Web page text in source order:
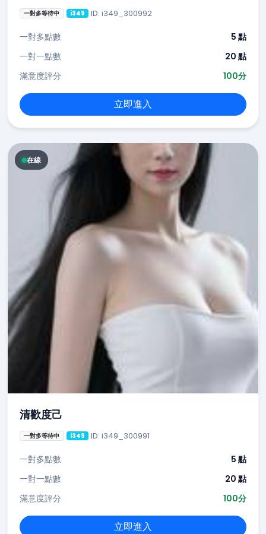
一對多等待中 i349 ID: i349_300992
一對多點數
5 點
一對一點數
20 點
滿意度評分
100分
立即進入
在線
清歡度己
一對多等待中 i349 ID: i349_300991
一對多點數
5 點
一對一點數
20 點
滿意度評分
100分
立即進入